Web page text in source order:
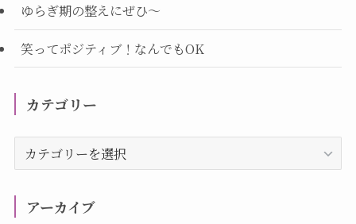
ゆらぎ期の整えにぜひ～
笑ってポジティブ！なんでもOK
カテゴリー
テ
アーカイブ